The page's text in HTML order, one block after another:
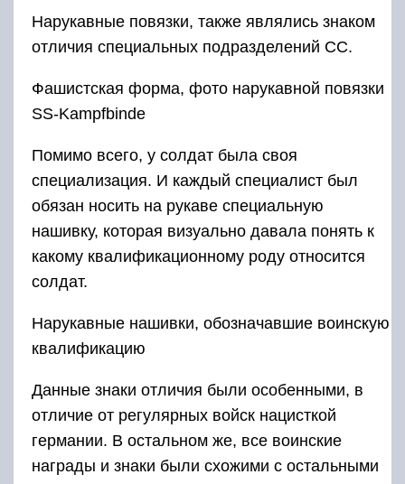
Нарукавные повязки, также являлись знаком
отличия специальных подразделений СС.
Фашистская форма, фото нарукавной повязки
SS-Kampfbinde
Помимо всего, у солдат была своя
специализация. И каждый специалист был
обязан носить на рукаве специальную
нашивку, которая визуально давала понять к
какому квалификационному роду относится
солдат.
Нарукавные нашивки, обозначавшие воинскую
квалификацию
Данные знаки отличия были особенными, в
отличие от регулярных войск нацисткой
германии. В остальном же, все воинские
награды и знаки были схожими с остальными